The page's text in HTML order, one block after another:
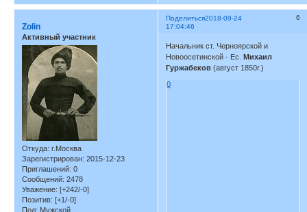
Поделиться 6
2018-09-24
17:04:46
Zolin
Активный участник
Откуда: г.Москва
Зарегистрирован: 2015-12-23
Приглашений: 0
Сообщений: 2478
Уважение: [+242/-0]
Позитив: [+1/-0]
Пол: Мужской
Начальник ст. Черноярской и
Новоосетинской - Ес.
Михаил
Гуржабеков (август 1850г.)
0